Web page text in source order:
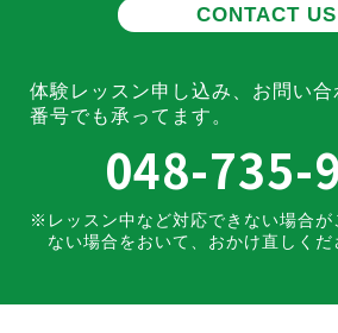
CONTACT US
体験レッスン申し込み、お問い合
番号でも承ってます。
048-735-
レッスン中など対応できない場合が
ない場合をおいて、おかけ直しくだ